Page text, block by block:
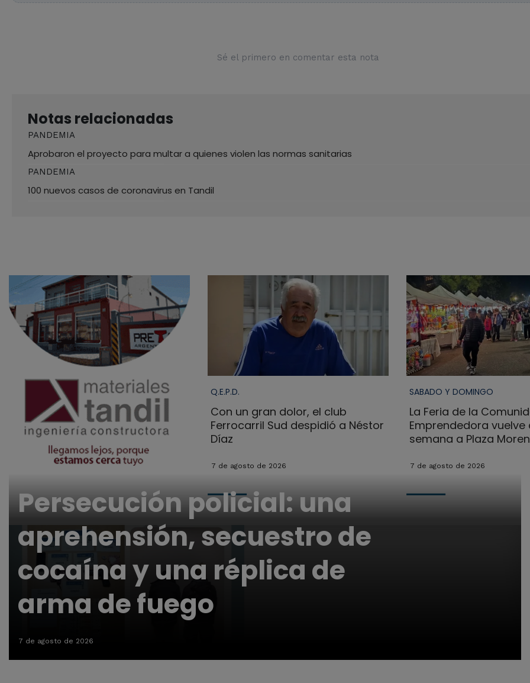
Sé el primero en comentar esta nota
Notas relacionadas
PANDEMIA
Aprobaron el proyecto para multar a quienes violen las normas sanitarias
PANDEMIA
100 nuevos casos de coronavirus en Tandil
Q.E.P.D.
Con un gran dolor, el club
Ferrocarril Sud despidió a Néstor
Díaz
7 de agosto de 2026
SABADO Y DOMINGO
La Feria de la
Emprendedora vuelve
semana a Plaza
7 de agosto de 2026
Persecución policial: una
aprehensión, secuestro de
cocaína y una réplica de
arma de fuego
7 de agosto de 2026